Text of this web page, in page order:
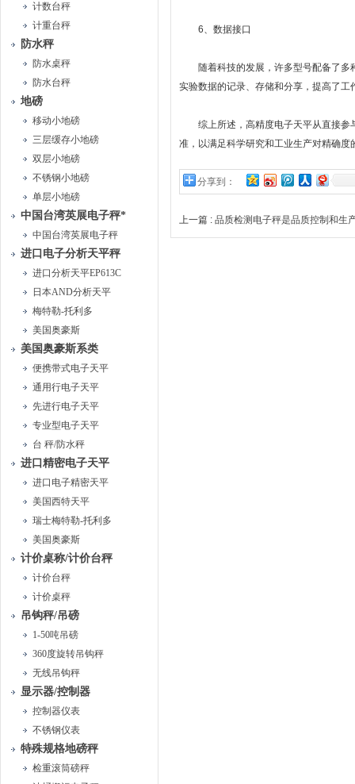
计数台秤
计重台秤
防水秤
防水桌秤
防水台秤
地磅
移动小地磅
三层缓存小地磅
双层小地磅
不锈钢小地磅
单层小地磅
中国台湾英展电子秤*
中国台湾英展电子秤
进口电子分析天平秤
进口分析天平EP613C
日本AND分析天平
梅特勒-托利多
美国奥豪斯
美国奥豪斯系类
便携带式电子天平
通用行电子天平
先进行电子天平
专业型电子天平
台 秤/防水秤
进口精密电子天平
进口电子精密天平
美国西特天平
瑞士梅特勒-托利多
美国奥豪斯
计价桌称/计价台秤
计价台秤
计价桌秤
吊钩秤/吊磅
1-50吨吊磅
360度旋转吊钩秤
无线吊钩秤
显示器/控制器
控制器仪表
不锈钢仪表
特殊规格地磅秤
检重滚筒磅秤
6、数据接口
随着科技的发展，许多型号配备了多
实验数据的记录、存储和分享，提高了工
综上所述，高精度电子天平从直接参
准，以满足科学研究和工业生产对精确
分享到：
上一篇 : 品质检测电子秤是品质控制和生